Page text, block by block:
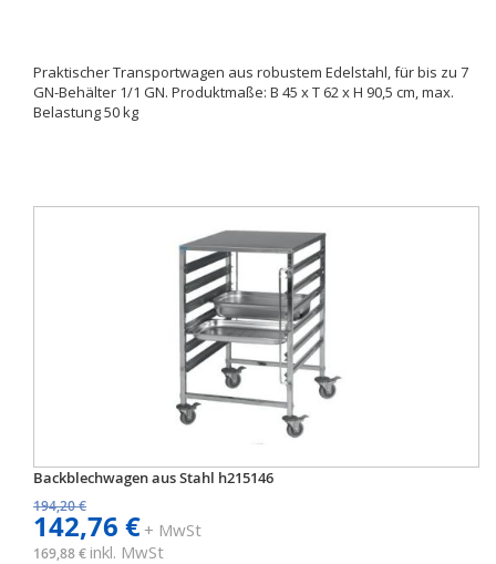
Praktischer Transportwagen aus robustem Edelstahl, für bis zu 7
GN-Behälter 1/1 GN. Produktmaße: B 45 x T 62 x H 90,5 cm, max.
Belastung 50 kg
Backblechwagen aus Stahl h215146
194,20 €
142,76 €+ MwSt
169,88 € inkl. MwSt